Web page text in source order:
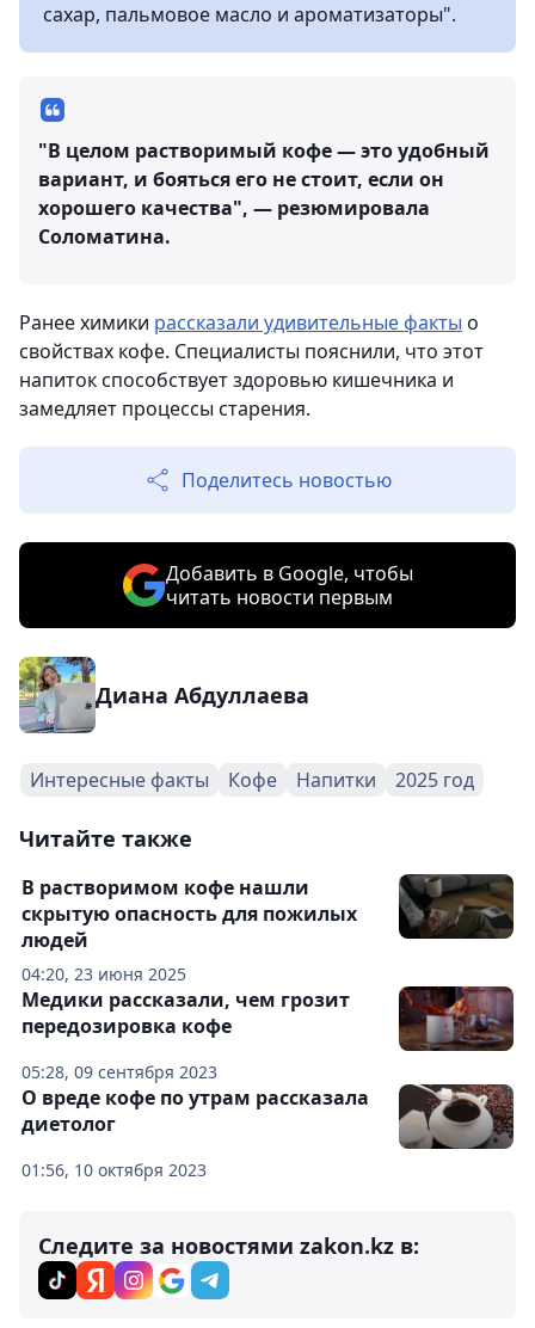
сахар, пальмовое масло и ароматизаторы".
"В целом растворимый кофе — это удобный
вариант, и бояться его не стоит, если он
хорошего качества", — резюмировала
Соломатина.
Ранее химики рассказали удивительные факты о
свойствах кофе. Специалисты пояснили, что этот
напиток способствует здоровью кишечника и
замедляет процессы старения.
Поделитесь новостью
Добавить в Google, чтобы
читать новости первым
Диана Абдуллаева
Интересные факты Кофе Напитки 2025 год
Читайте также
04:20, 23 июня 2025
В растворимом кофе нашли
скрытую опасность для пожилых
людей
05:28, 09 сентября 2023
Медики рассказали, чем грозит
передозировка кофе
01:56, 10 октября 2023
О вреде кофе по утрам рассказала
диетолог
Следите за новостями zakon.kz в: